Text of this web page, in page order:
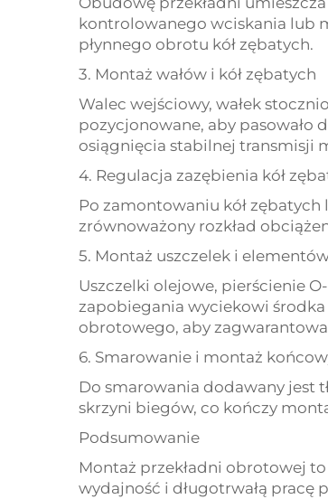
kontrolowanego wciskania lub
płynnego obrotu kół zębatych.
3. Montaż wałów i kół zębatych
Walec wejściowy, wałek
pozycjonowane, aby pasowało
osiągnięcia stabilnej transmisji
4. Regulacja zazębienia kół
Po zamontowaniu kół
zrównoważony rozkład
5. Montaż uszczelek i
Uszczelki olejowe, pierścienie
zapobiegania wyciekowi
obrotowego, aby
6. Smarowanie i montaż
Do smarowania dodawany jest
skrzyni biegów, co kończy
Podsumowanie
Montaż przekładni obrotowej
wydajność i długotrwałą pracę